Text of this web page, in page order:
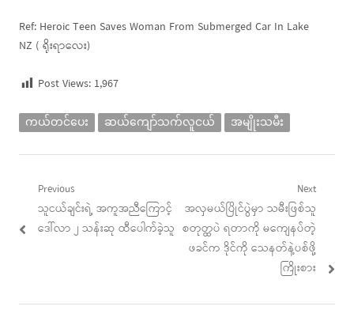
Ref: Heroic Teen Saves Woman From Submerged Car In Lake
NZ ( ရိုးရာလေး)
Post Views: 1,967
ကယ်တင်ပေး ဆယ်ကျော်သက်လူငယ် အမျိုးသမီး
Post
navigation
Previous
Previous
post:
သူငယ်ချင်းရဲ့ အကူအညီကြောင့်
ဒေါ်လာ ၂ သန်းဆု ထီပေါက်ခဲ့သူ
Next
Next
post:
အလှမယ်ပြိုင်ပွဲမှာ သမီးဖြစ်သူ
စတုတ္ထပဲ ရတာကို မကျေနပ်တဲ့
ဖခင်က ဒိုင်ကို သေနတ်နဲ့ပစ်ဖို့
ကြိုးစား